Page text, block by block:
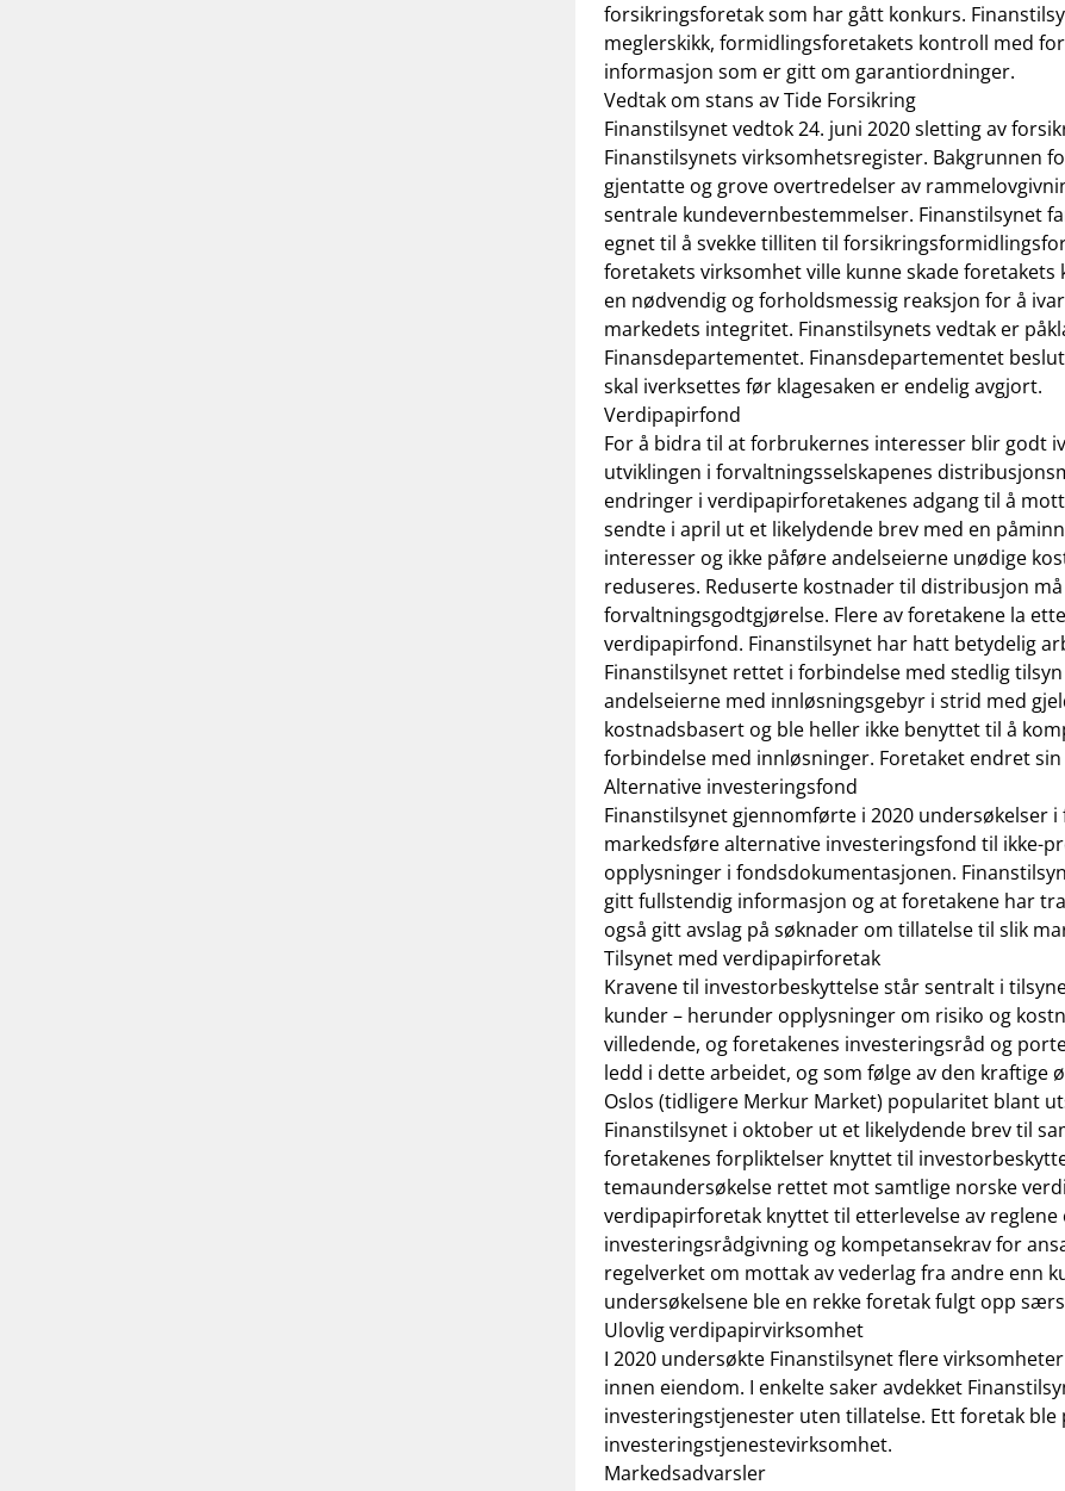
forsikringsforetak som har gått konkurs.
meglerskikk, formidlingsforetakets kontroll med
informasjon som er gitt om garantiordninger.
Vedtak om stans av Tide Forsikring
Finanstilsynet vedtok 24. juni 2020 sletting av
Finanstilsynets virksomhetsregister. Bakgrunnen
gjentatte og grove overtredelser av
sentrale kundevernbestemmelser. Finanstilsynet
egnet til å svekke tilliten til
foretakets virksomhet ville kunne skade
en nødvendig og forholdsmessig reaksjon for å
markedets integritet. Finanstilsynets vedtak er
Finansdepartementet. Finansdepartementet
skal iverksettes før klagesaken er endelig avgjort.
Verdipapirfond
For å bidra til at forbrukernes interesser blir godt
utviklingen i forvaltningsselskapenes
endringer i verdipapirforetakenes adgang til å
sendte i april ut et likelydende brev med en
interesser og ikke påføre andelseierne unødige
reduseres. Reduserte kostnader til distribusjon
forvaltningsgodtgjørelse. Flere av foretakene la
verdipapirfond. Finanstilsynet har hatt betydelig
Finanstilsynet rettet i forbindelse med stedlig
andelseierne med innløsningsgebyr i strid med
kostnadsbasert og ble heller ikke benyttet til å
forbindelse med innløsninger. Foretaket endret
Alternative investeringsfond
Finanstilsynet gjennomførte i 2020 undersøkelser
markedsføre alternative investeringsfond til ikke-
opplysninger i fondsdokumentasjonen.
gitt fullstendig informasjon og at foretakene har
også gitt avslag på søknader om tillatelse til slik
Tilsynet med verdipapirforetak
Kravene til investorbeskyttelse står sentralt i
kunder – herunder opplysninger om risiko og
villedende, og foretakenes investeringsråd og
ledd i dette arbeidet, og som følge av den kraftige
Oslos (tidligere Merkur Market) popularitet blant
Finanstilsynet i oktober ut et likelydende brev til
foretakenes forpliktelser knyttet til
temaundersøkelse rettet mot samtlige norske
verdipapirforetak knyttet til etterlevelse av
investeringsrådgivning og kompetansekrav for
regelverket om mottak av vederlag fra andre enn
undersøkelsene ble en rekke foretak fulgt opp
Ulovlig verdipapirvirksomhet
I 2020 undersøkte Finanstilsynet flere
innen eiendom. I enkelte saker avdekket
investeringstjenester uten tillatelse. Ett foretak ble
investeringstjenestevirksomhet.
Markedsadvarsler